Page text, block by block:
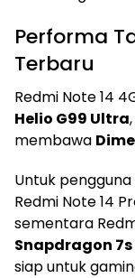
Performa
Terbaru
Redmi Note 14
Helio G99 Ultra
membawa
Untuk
Redmi Note 14
sementara
Snapdragon 7s
siap untuk